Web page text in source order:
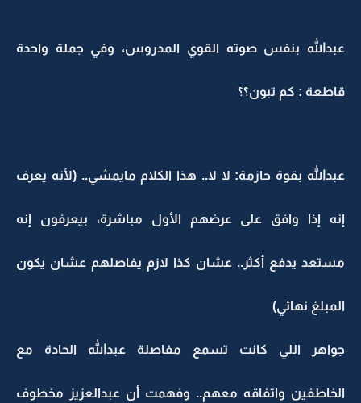
عبدالله بنفس صوته القوي المدروس، وفي جملة واحدة
قاطعة : كم تبون؟؟
عبدالله بقوة حازمة: لا لا.. هذا الكلام مايمشي.. (لأنه يعرف
إنه إذا وافق على عرضهم الأول مباشرة، بيعرفون إنه
مستعد يدفع أكثر.. عشان كذا لازم يفاصلهم عشان يكون
المبلغ نهائي)
جواهر اللي كانت تسمع مفاصلة عبدالله الحادة مع
الخاطفين واتفاقه معهم.. وفهمت أن عبدالعزيز مخطوف